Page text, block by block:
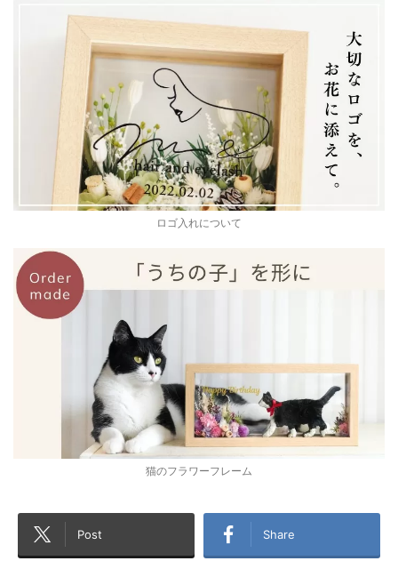
ロゴ入れについて
猫のフラワーフレーム
Post Share